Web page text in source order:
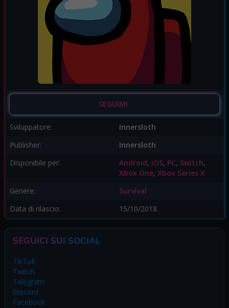
SEGUIMI
Sviluppatore:
Innersloth
Publisher:
Innersloth
Disponibile per:
Android, iOS, PC, Switch,
Xbox One, Xbox Series X
Genere:
Survival
Data di rilascio:
15/10/2018
SEGUICI SUI SOCIAL
TikTok
Twitch
Telegram
Discord
Facebook